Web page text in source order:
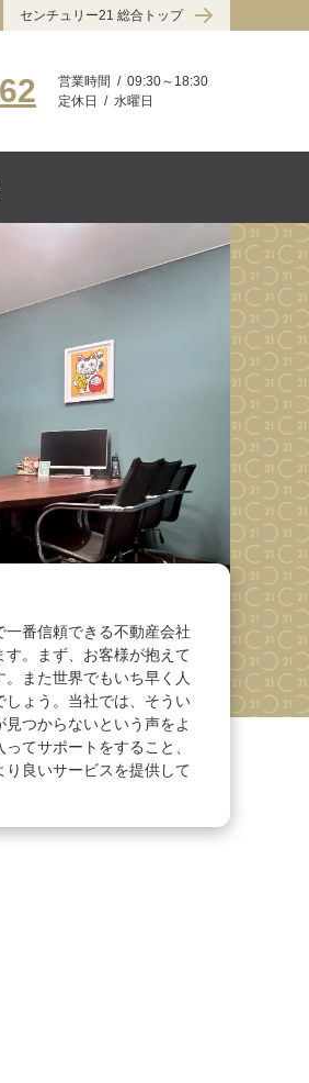
センチュリー21 総合トップ
営業時間
09:30～18:30
定休日
水曜日
番信頼できる不動産会社
。まず、お客様が抱えて
また世界でもいち早く人
ょう。当社では、そうい
つからないという声をよ
てサポートをすること、
良いサービスを提供して